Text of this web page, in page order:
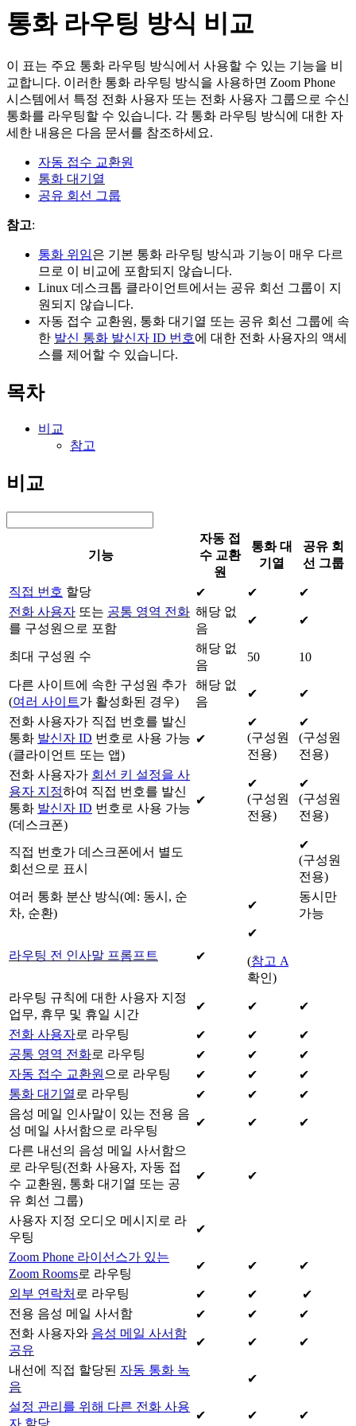
통화 라우팅 방식 비교
이 표는 주요 통화 라우팅 방식에서 사용할 수 있는 기능을 비
교합니다. 이러한 통화 라우팅 방식을 사용하면 Zoom Phone
시스템에서 특정 전화 사용자 또는 전화 사용자 그룹으로 수신
통화를 라우팅할 수 있습니다. 각 통화 라우팅 방식에 대한 자
세한 내용은 다음 문서를 참조하세요.
자동 접수 교환원
통화 대기열
공유 회선 그룹
참고:
통화 위임은 기본 통화 라우팅 방식과 기능이 매우 다르
므로 이 비교에 포함되지 않습니다.
Linux 데스크톱 클라이언트에서는 공유 회선 그룹이 지
원되지 않습니다.
자동 접수 교환원, 통화 대기열 또는 공유 회선 그룹에 속
한 발신 통화 발신자 ID 번호에 대한 전화 사용자의 액세
스를 제어할 수 있습니다.
목차
비교
참고
비교
기능
자동 접
수 교환
원
통화 대
기열
공유 회
선 그룹
직접 번호 할당 ✔ ✔
✔
전화 사용자 또는 공통 영역 전화
를 구성원으로 포함
해당 없
음
✔ ✔
최대 구성원 수
해당 없
음
50 10
다른 사이트에 속한 구성원 추가
(여러 사이트가 활성화된 경우)
해당 없
음
✔ ✔
전화 사용자가 직접 번호를 발신
통화 발신자 ID 번호로 사용 가능
(클라이언트 또는 앱)
✔
✔
(구성원
전용)
✔
(구성원
전용)
전화 사용자가 회선 키 설정을 사
용자 지정하여 직접 번호를 발신
통화 발신자 ID 번호로 사용 가능
(데스크폰)
✔
✔
(구성원
전용)
✔
(구성원
전용)
직접 번호가 데스크폰에서 별도
회선으로 표시
✔
(구성원
전용)
여러 통화 분산 방식(예: 동시, 순
차, 순환)
✔
동시만
가능
라우팅 전 인사말 프롬프트 ✔
✔
(참고 A
확인)
라우팅 규칙에 대한 사용자 지정
업무, 휴무 및 휴일 시간
✔ ✔ ✔
전화 사용자로 라우팅 ✔ ✔
✔
공통 영역 전화로 라우팅 ✔ ✔
✔
자동 접수 교환원 으로 라우팅 ✔ ✔
✔
통화 대기열 로 라우팅 ✔ ✔
✔
음성 메일 인사말이 있는 전용 음
성 메일 사서함으로 라우팅
✔ ✔ ✔
다른 내선의 음성 메일 사서함으
로 라우팅(전화 사용자, 자동 접
수 교환원, 통화 대기열 또는 공
유 회선 그룹)
✔ ✔
사용자 지정 오디오 메시지로 라
우팅
✔
Zoom Phone 라이선스가 있는
Zoom Rooms로 라우팅
✔ ✔ ✔
외부 연락처 로 라우팅 ✔ ✔
✔
전용 음성 메일 사서함
✔ ✔
✔
전화 사용자와 음성 메일 사서함
공유
✔ ✔ ✔
내선에 직접 할당된 자동 통화 녹
음
✔
설정 관리를 위해 다른 전화 사용
자 할당
✔ ✔ ✔